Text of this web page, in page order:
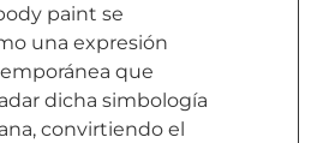
paint se
una expresión
que
dicha simbología
convirtiendo el